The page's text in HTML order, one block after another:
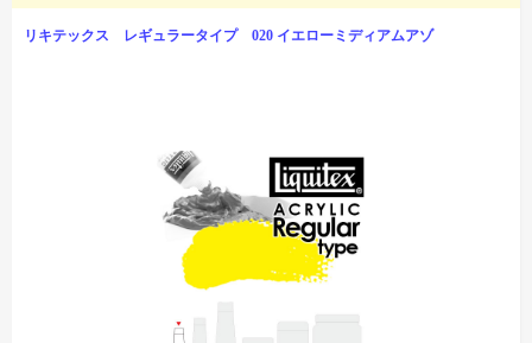
リキテックス レギュラータイプ 020 イエローミディアムアゾ